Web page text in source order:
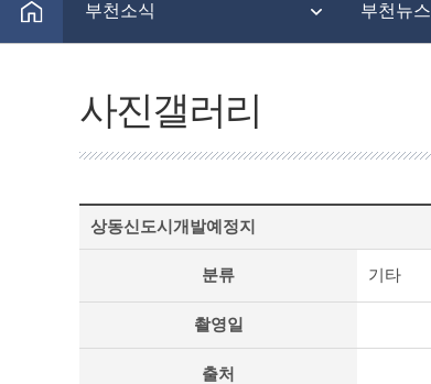
부천소식 부천뉴스
사진갤러리
진
갤
상동신도시개발예정지
분류 기타
촬영일
출처